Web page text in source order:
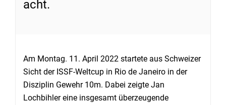
acht.
Am Montag. 11. April 2022 startete aus Schweizer
Sicht der ISSF-Weltcup in Rio de Janeiro in der
Disziplin Gewehr 10m. Dabei zeigte Jan
Lochbihler eine insgesamt überzeugende